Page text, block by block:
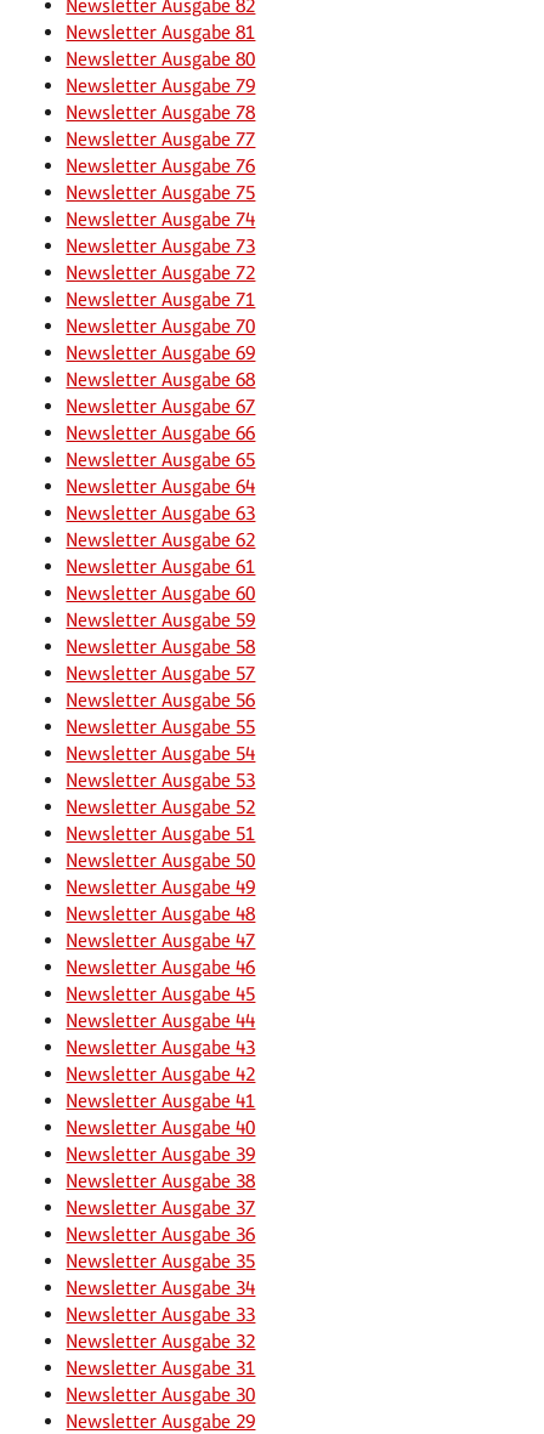
Newsletter Ausgabe 82
Newsletter Ausgabe 81
Newsletter Ausgabe 80
Newsletter Ausgabe 79
Newsletter Ausgabe 78
Newsletter Ausgabe 77
Newsletter Ausgabe 76
Newsletter Ausgabe 75
Newsletter Ausgabe 74
Newsletter Ausgabe 73
Newsletter Ausgabe 72
Newsletter Ausgabe 71
Newsletter Ausgabe 70
Newsletter Ausgabe 69
Newsletter Ausgabe 68
Newsletter Ausgabe 67
Newsletter Ausgabe 66
Newsletter Ausgabe 65
Newsletter Ausgabe 64
Newsletter Ausgabe 63
Newsletter Ausgabe 62
Newsletter Ausgabe 61
Newsletter Ausgabe 60
Newsletter Ausgabe 59
Newsletter Ausgabe 58
Newsletter Ausgabe 57
Newsletter Ausgabe 56
Newsletter Ausgabe 55
Newsletter Ausgabe 54
Newsletter Ausgabe 53
Newsletter Ausgabe 52
Newsletter Ausgabe 51
Newsletter Ausgabe 50
Newsletter Ausgabe 49
Newsletter Ausgabe 48
Newsletter Ausgabe 47
Newsletter Ausgabe 46
Newsletter Ausgabe 45
Newsletter Ausgabe 44
Newsletter Ausgabe 43
Newsletter Ausgabe 42
Newsletter Ausgabe 41
Newsletter Ausgabe 40
Newsletter Ausgabe 39
Newsletter Ausgabe 38
Newsletter Ausgabe 37
Newsletter Ausgabe 36
Newsletter Ausgabe 35
Newsletter Ausgabe 34
Newsletter Ausgabe 33
Newsletter Ausgabe 32
Newsletter Ausgabe 31
Newsletter Ausgabe 30
Newsletter Ausgabe 29